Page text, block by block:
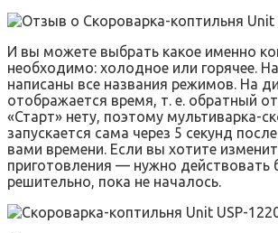
И вы можете выбрать какое именно
необходимо: холодное или горячее.
написаны все названия режимов. На
отображается время, т. е. обратный
«Старт» нету, поэтому мультиварка-
запускается сама через 5 секунд
вами времени. Если вы хотите
приготовления — нужно действовать
решительно, пока не началось.